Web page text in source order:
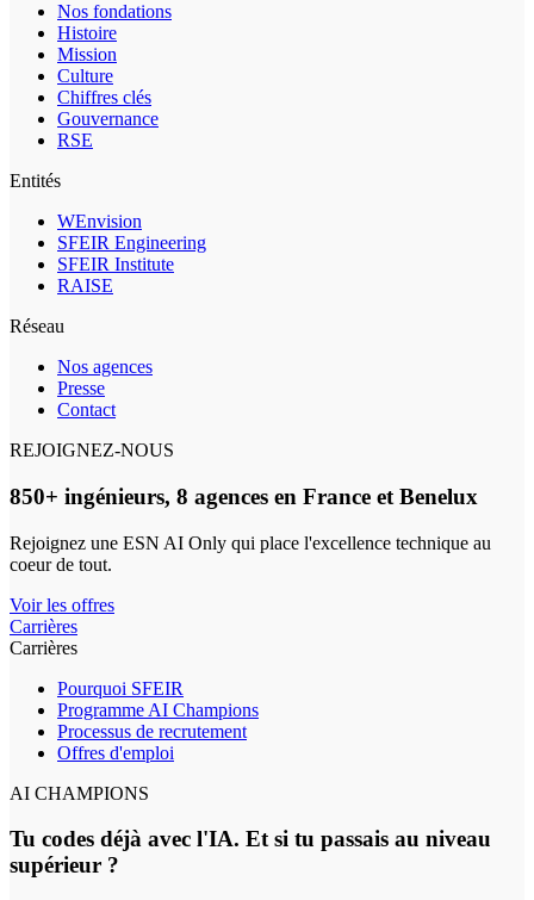
Nos fondations
Histoire
Mission
Culture
Chiffres clés
Gouvernance
RSE
Entités
WEnvision
SFEIR Engineering
SFEIR Institute
RAISE
Réseau
Nos agences
Presse
Contact
REJOIGNEZ-NOUS
850+ ingénieurs, 8 agences en France et Benelux
Rejoignez une ESN AI Only qui place l'excellence technique au
coeur de tout.
Voir les offres
Carrières
Carrières
Pourquoi SFEIR
Programme AI Champions
Processus de recrutement
Offres d'emploi
AI CHAMPIONS
Tu codes déjà avec l'IA. Et si tu passais au niveau
supérieur ?